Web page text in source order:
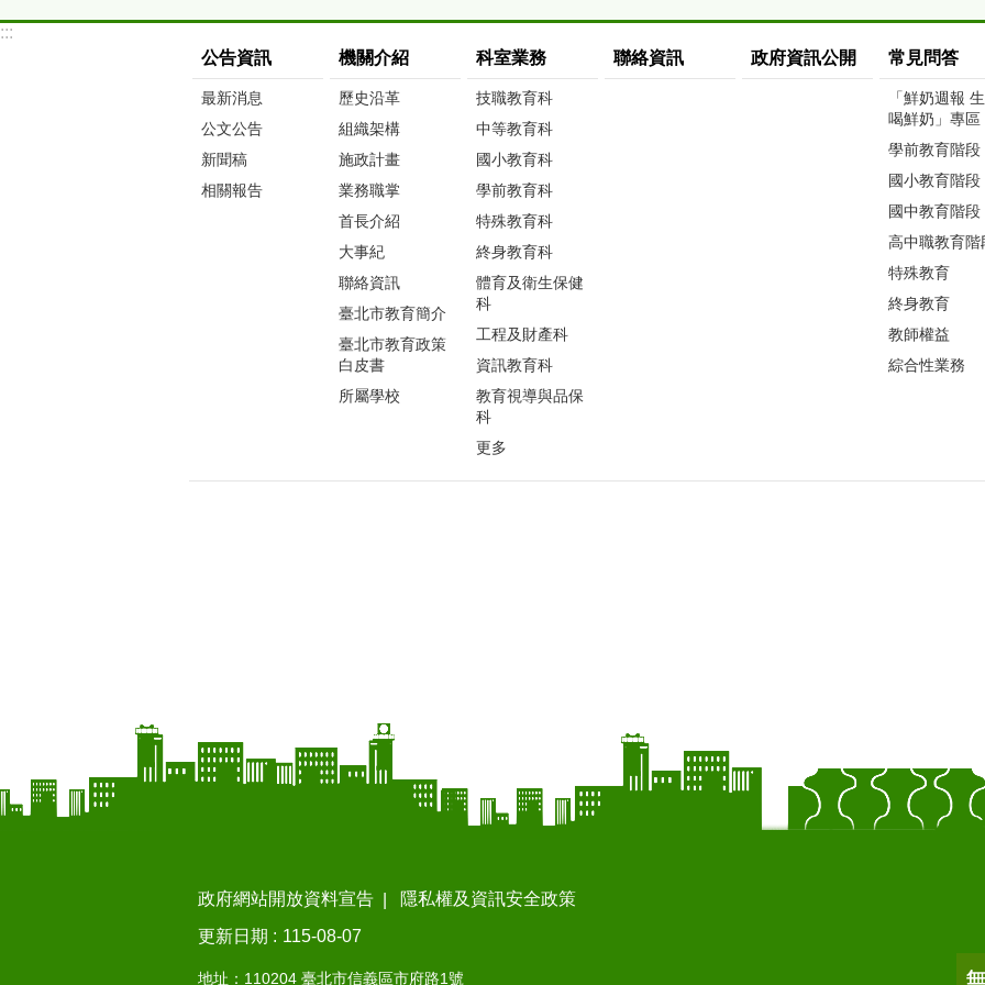
:::
公告資訊
最新消息
公文公告
新聞稿
相關報告
機關介紹
歷史沿革
組織架構
施政計畫
業務職掌
首長介紹
大事紀
聯絡資訊
臺北市教育簡介
臺北市教育政策
白皮書
所屬學校
科室業務
技職教育科
中等教育科
國小教育科
學前教育科
特殊教育科
終身教育科
體育及衛生保健
科
工程及財產科
資訊教育科
教育視導與品保
科
更多
聯絡資訊 政府資訊公開 常見問答
「鮮奶週報
喝鮮奶」專區
學前教育階段
國小教育階段
國中教育階段
高中職教育階
特殊教育
終身教育
教師權益
綜合性業務
政府網站開放資料宣告
隱私權及資訊安全政策
更新日期
115-08-07
地址：110204 臺北市信義區市府路1號